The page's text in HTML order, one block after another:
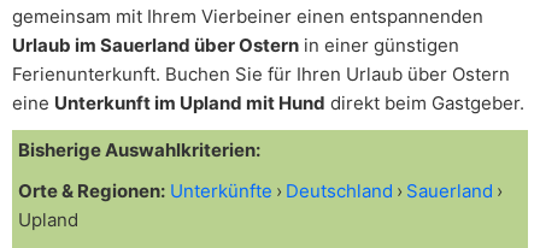
gemeinsam mit Ihrem Vierbeiner einen entspannenden
Urlaub im Sauerland über Ostern in einer günstigen
Ferienunterkunft. Buchen Sie für Ihren Urlaub über Ostern
eine Unterkunft im Upland mit Hund direkt beim Gastgeber.
Bisherige Auswahlkriterien:
Orte & Regionen: Unterkünfte Deutschland
Sauerland
Upland